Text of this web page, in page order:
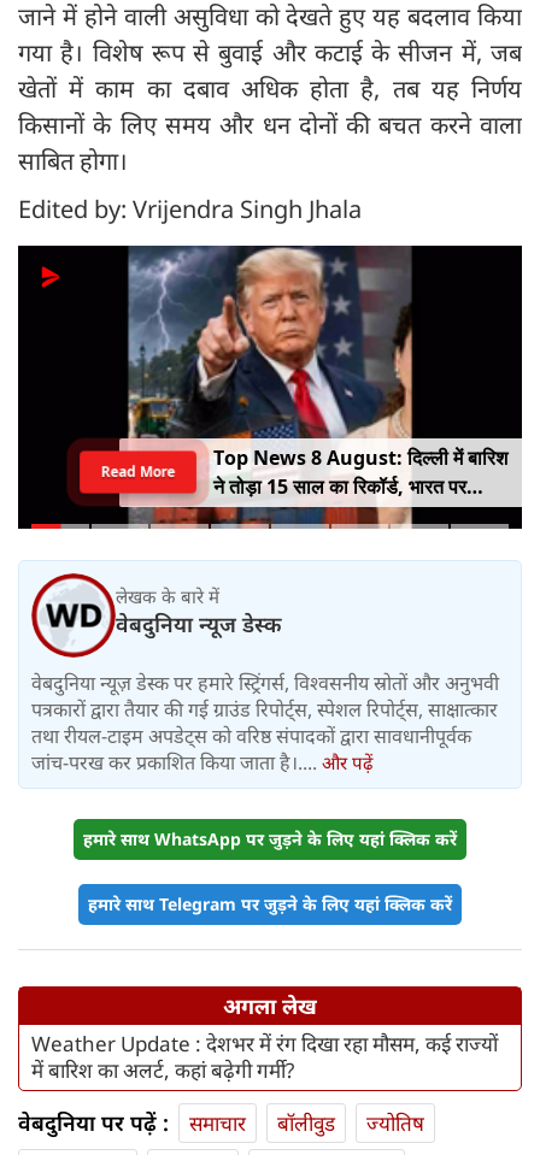
जाने में होने वाली असुविधा को देखते हुए यह बदलाव किया
गया है। विशेष रूप से बुवाई और कटाई के सीजन में, जब
खेतों में काम का दबाव अधिक होता है, तब यह निर्णय
किसानों के लिए समय और धन दोनों की बचत करने वाला
साबित होगा।
Edited by: Vrijendra Singh Jhala
Top News 8 August: दिल्ली में बारिश
ने तोड़ा 15 साल का रिकॉर्ड, भारत पर
100% टैरिफ का खतरा; Gen Z पर कंगना
Read More
लेखक के बारे में
वेबदुनिया न्यूज डेस्क
वेबदुनिया न्यूज़ डेस्क पर हमारे स्ट्रिंगर्स, विश्वसनीय स्रोतों और अनुभवी
पत्रकारों द्वारा तैयार की गई ग्राउंड रिपोर्ट्स, स्पेशल रिपोर्ट्स, साक्षात्कार
तथा रीयल-टाइम अपडेट्स को वरिष्ठ संपादकों द्वारा सावधानीपूर्वक
जांच-परख कर प्रकाशित किया जाता है।.... और पढ़ें
हमारे साथ WhatsApp पर जुड़ने के लिए यहां क्लिक करें
हमारे साथ Telegram पर जुड़ने के लिए यहां क्लिक करें
अगला लेख
Weather Update : देशभर में रंग दिखा रहा मौसम, कई राज्‍यों
में बारिश का अलर्ट, कहां बढ़ेगी गर्मी?
वेबदुनिया पर पढ़ें : समाचार बॉलीवुड
ज्योतिष